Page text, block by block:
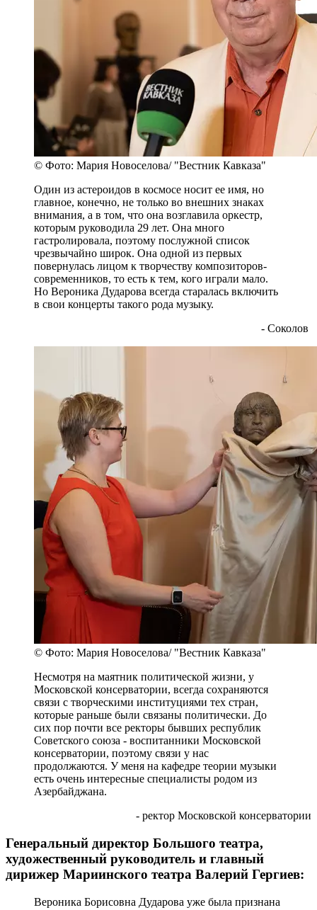
© Фото: Мария Новоселова/ "Вестник Кавказа"
Один из астероидов в космосе носит ее имя, но
главное, конечно, не только во внешних знаках
внимания, а в том, что она возглавила оркестр,
которым руководила 29 лет. Она много
гастролировала, поэтому послужной список
чрезвычайно широк. Она одной из первых
повернулась лицом к творчеству композиторов-
современников, то есть к тем, кого играли мало.
Но Вероника Дударова всегда старалась включить
в свои концерты такого рода музыку.
- Соколов
© Фото: Мария Новоселова/ "Вестник Кавказа"
Несмотря на маятник политической жизни, у
Московской консерватории, всегда сохраняются
связи с творческими институциями тех стран,
которые раньше были связаны политически. До
сих пор почти все ректоры бывших республик
Советского союза - воспитанники Московской
консерватории, поэтому связи у нас
продолжаются. У меня на кафедре теории музыки
есть очень интересные специалисты родом из
Азербайджана.
- ректор Московской консерватории
Генеральный директор Большого театра,
художественный руководитель и главный
дирижер Мариинского театра Валерий Гергиев:
Вероника Борисовна Дударова уже была признана